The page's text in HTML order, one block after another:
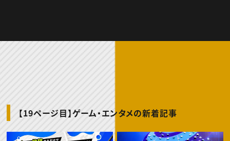
スキルアップしたい！ トップ
デザイン
プログラミング
動画配信・映像制作
編集・ライティング
マーケティング
業界解説・キャリア事情
お役立ち基礎知識
TOP Creator’s コラム
TOP Creator’s コラム トップ
アプリクリエイター
ゲームクリエイター
映像クリエイター
マーケッター
クリエイターインタビュー
C＆R Magazine
セミナー
ニュース・トレンド
ニュース・トレンド トップ
Web
【19ページ目】ゲーム・エンタメの新着記事